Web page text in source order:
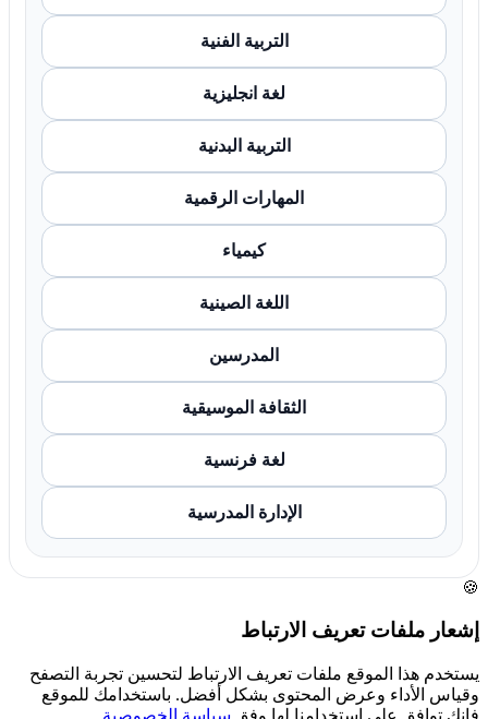
التربية الفنية
لغة انجليزية
التربية البدنية
المهارات الرقمية
كيمياء
اللغة الصينية
المدرسين
الثقافة الموسيقية
لغة فرنسية
الإدارة المدرسية
🍪
إشعار ملفات تعريف الارتباط
يستخدم هذا الموقع ملفات تعريف الارتباط لتحسين تجربة التصفح
وقياس الأداء وعرض المحتوى بشكل أفضل. باستخدامك للموقع
فإنك توافق على استخدامنا لها وفق
سياسة الخصوصية.